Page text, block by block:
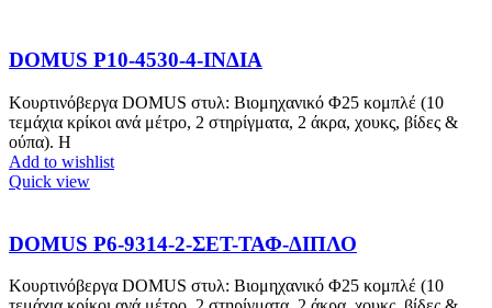
DOMUS P10-4530-4-ΙΝΔΙΑ
Κουρτινόβεργα DOMUS στυλ: Βιομηχανικό Φ25 κομπλέ (10
τεμάχια κρίκοι ανά μέτρο, 2 στηρίγματα, 2 άκρα, χουκς, βίδες &
ούπα). Η
Add to wishlist
Quick view
DOMUS P6-9314-2-ΣΕΤ-ΤΑΦ-ΔΙΠΛΟ
Κουρτινόβεργα DOMUS στυλ: Βιομηχανικό Φ25 κομπλέ (10